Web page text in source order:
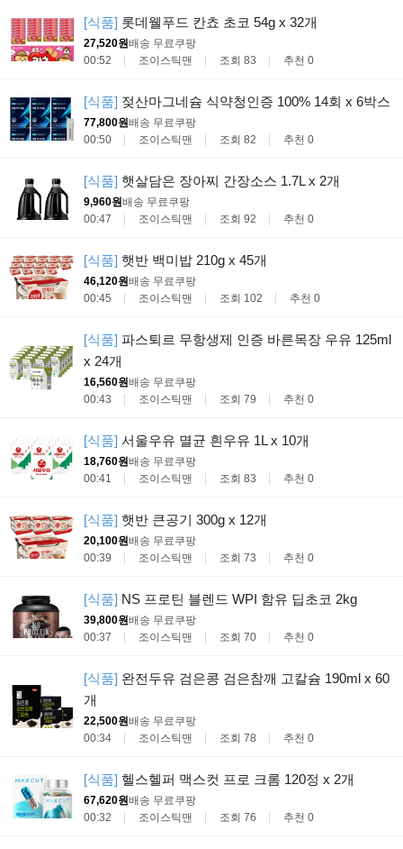
[식품] 롯데웰푸드 칸쵸 초코 54g x 32개
27,520원배송 무료 쿠팡
00:52
조이스틱맨 조회 83 추천 0
[식품] 젖산마그네슘 식약청인증 100% 14회 x 6박스
77,800원배송 무료 쿠팡
00:50
조이스틱맨 조회 82 추천 0
[식품] 햇살담은 장아찌 간장소스 1.7L x 2개
9,960원배송 무료 쿠팡
00:47
조이스틱맨 조회 92 추천 0
[식품] 햇반 백미밥 210g x 45개
46,120원배송 무료 쿠팡
00:45
조이스틱맨 조회 102 추천 0
[식품] 파스퇴르 무항생제 인증 바른목장 우유 125ml
x 24개
16,560원배송 무료 쿠팡
00:43
조이스틱맨 조회 79 추천 0
[식품] 서울우유 멸균 흰우유 1L x 10개
18,760원배송 무료 쿠팡
00:41
조이스틱맨 조회 83 추천 0
[식품] 햇반 큰공기 300g x 12개
20,100원배송 무료 쿠팡
00:39
조이스틱맨 조회 73 추천 0
[식품] NS 프로틴 블렌드 WPI 함유 딥초코 2kg
39,800원배송 무료 쿠팡
00:37
조이스틱맨 조회 70 추천 0
[식품] 완전두유 검은콩 검은참깨 고칼슘 190ml x 60
개
22,500원배송 무료 쿠팡
00:34
조이스틱맨 조회 78 추천 0
[식품] 헬스헬퍼 맥스컷 프로 크롬 120정 x 2개
67,620원배송 무료 쿠팡
00:32
조이스틱맨 조회 76 추천 0